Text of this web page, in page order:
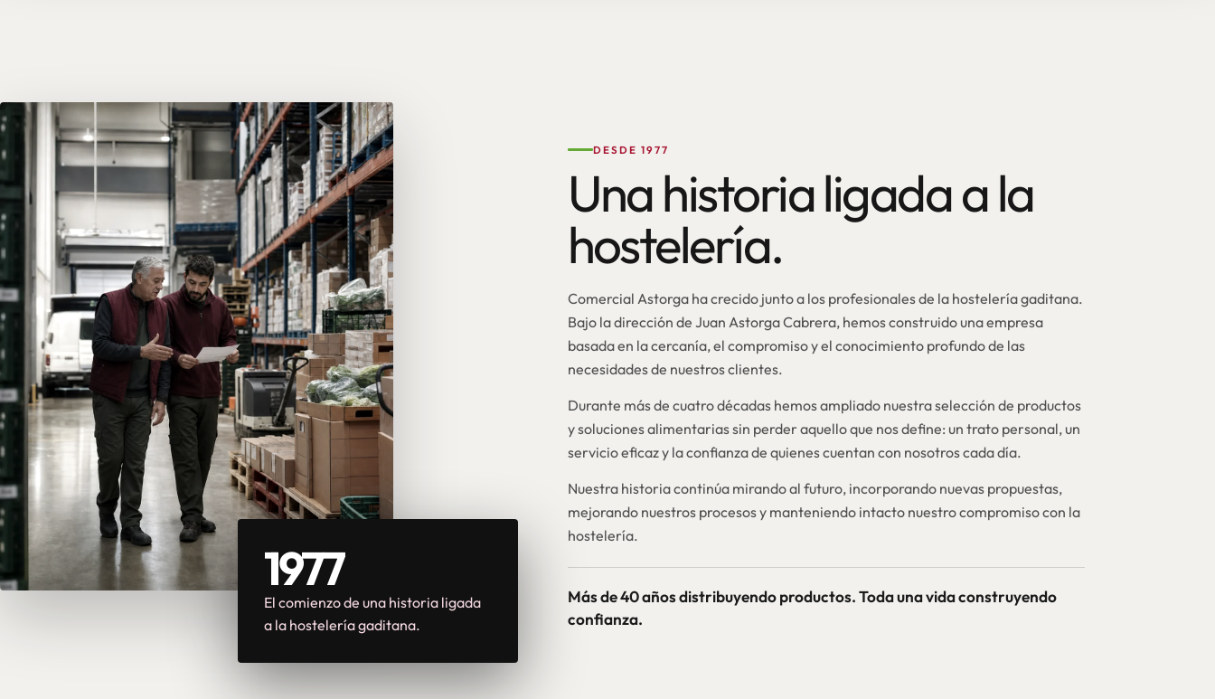
1977
El comienzo de una historia ligada
a la hostelería gaditana.
DESDE 1977
Una historia ligada a la
hostelería.
Comercial Astorga ha crecido junto a los profesionales de la hostelería gaditana.
Bajo la dirección de Juan Astorga Cabrera, hemos construido una empresa
basada en la cercanía, el compromiso y el conocimiento profundo de las
necesidades de nuestros clientes.
Durante más de cuatro décadas hemos ampliado nuestra selección de productos
y soluciones alimentarias sin perder aquello que nos define: un trato personal, un
servicio eficaz y la confianza de quienes cuentan con nosotros cada día.
Nuestra historia continúa mirando al futuro, incorporando nuevas propuestas,
mejorando nuestros procesos y manteniendo intacto nuestro compromiso con la
hostelería.
Más de 40 años distribuyendo productos. Toda una vida construyendo
confianza.